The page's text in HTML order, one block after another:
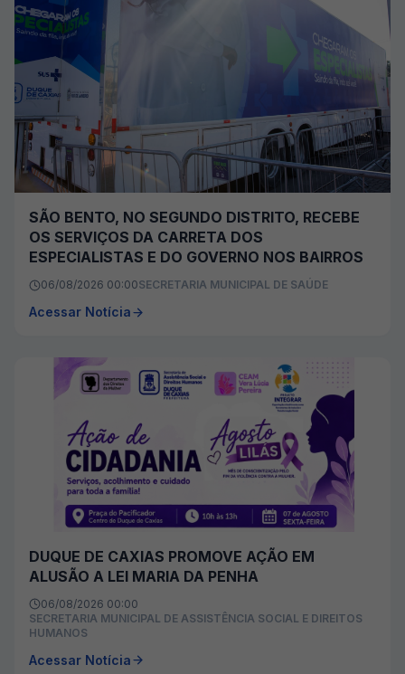
SÃO BENTO, NO SEGUNDO DISTRITO, RECEBE
OS SERVIÇOS DA CARRETA DOS
ESPECIALISTAS E DO GOVERNO NOS BAIRROS
06/08/2026 00:00SECRETARIA MUNICIPAL DE SAÚDE
Acessar Notícia
DUQUE DE CAXIAS PROMOVE AÇÃO EM
ALUSÃO A LEI MARIA DA PENHA
06/08/2026 00:00
SECRETARIA MUNICIPAL DE ASSISTÊNCIA SOCIAL E DIREITOS
HUMANOS
Acessar Notícia